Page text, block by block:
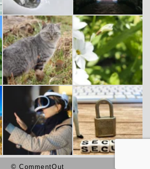
© CommentOut